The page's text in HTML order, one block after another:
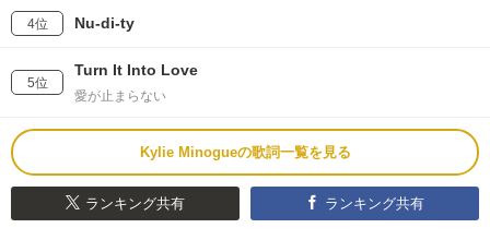
4位 Nu-di-ty
5位
Turn It Into Love
愛が止まらない
Kylie Minogueの歌詞一覧を見る
ランキング共有 ランキング共有